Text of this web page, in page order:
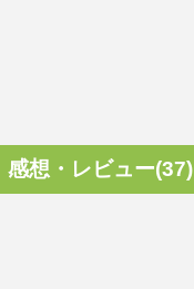
感想・レビュー(37)